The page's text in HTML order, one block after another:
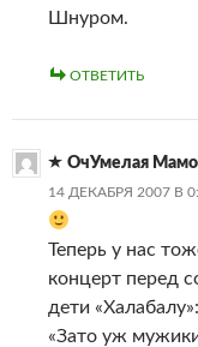
Шнуром.
ОТВЕТИТЬ
ОчУмелая
14 ДЕКАБРЯ 2007 В
Теперь у нас
концерт перед
дети «Халабалу»:
«Зато уж